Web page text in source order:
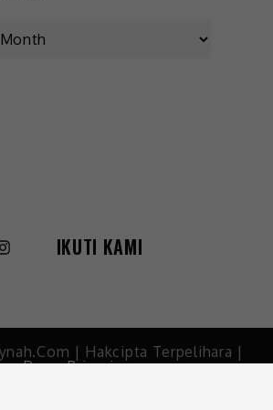
IKUTI KAMI
| Hakcipta Terpelihara |
Dasar Privasi